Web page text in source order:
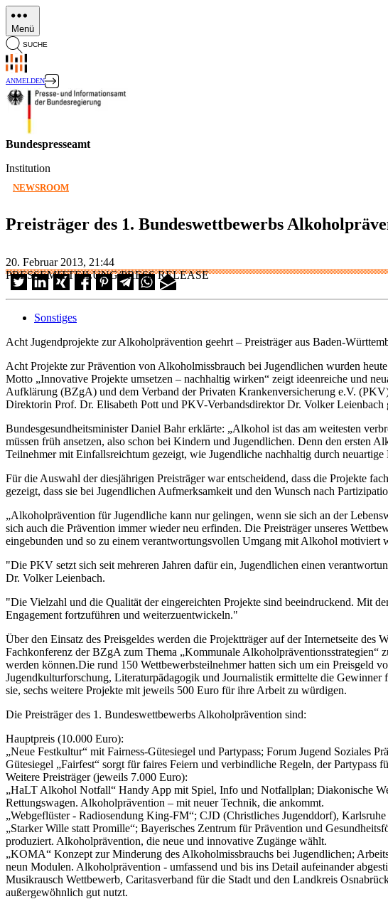
Direkt
zum
Inhalt
Menü
SUCHE
ANMELDEN
Bundespresseamt
Institution
NEWSROOM
Preisträger des 1. Bundeswettbewerbs
20. Februar 2013, 21:44
PRESSEMITTEILUNG/PRESS RELEASE
Sonstiges
Acht Jugendprojekte zur Alkoholprävention geehrt – Preisträger aus Baden-
Acht Projekte zur Prävention von Alkoholmissbrauch bei Jugendlichen wurden
Motto „Innovative Projekte umsetzen – nachhaltig wirken“ zeigt ideenreiche und
Aufklärung (BZgA) und dem Verband der Privaten Krankenversicherung e.V.
Direktorin Prof. Dr. Elisabeth Pott und PKV-Verbandsdirektor Dr. Volker Leienbach
Bundesgesundheitsminister Daniel Bahr erklärte: „Alkohol ist das am weitesten
müssen früh ansetzen, also schon bei Kindern und Jugendlichen. Denn den ersten
Teilnehmer mit Einfallsreichtum gezeigt, wie Jugendliche nachhaltig durch
Für die Auswahl der diesjährigen Preisträger war entscheidend, dass die Projekte
gezeigt, dass sie bei Jugendlichen Aufmerksamkeit und den Wunsch nach
„Alkoholprävention für Jugendliche kann nur gelingen, wenn sie sich an der
sich auch die Prävention immer wieder neu erfinden. Die Preisträger unseres
eingebunden und so zu einem verantwortungsvollen Umgang mit Alkohol motiviert
"Die PKV setzt sich seit mehreren Jahren dafür ein, Jugendlichen einen
Dr. Volker Leienbach.
"Die Vielzahl und die Qualität der eingereichten Projekte sind beeindruckend. Mit
Engagement fortzuführen und weiterzuentwickeln."
Über den Einsatz des Preisgeldes werden die Projektträger auf der Internetseite
Fachkonferenz der BZgA zum Thema „Kommunale Alkoholpräventionsstrategien“
werden können.Die rund 150 Wettbewerbsteilnehmer hatten sich um ein Preisgeld
Jugendkulturforschung, Literaturpädagogik und Journalistik ermittelte die
sie, sechs weitere Projekte mit jeweils 500 Euro für ihre Arbeit zu würdigen.
Die Preisträger des 1. Bundeswettbewerbs Alkoholprävention sind:
Hauptpreis (10.000 Euro):
„Neue Festkultur“ mit Fairness-Gütesiegel und Partypass; Forum Jugend Soziales
Gütesiegel „Fairfest“ sorgt für faires Feiern und verbindliche Regeln, der Partypass
Weitere Preisträger (jeweils 7.000 Euro):
„HaLT Alkohol Notfall“ Handy App mit Spiel, Info und Notfallplan; Diakonische
Rettungswagen. Alkoholprävention – mit neuer Technik, die ankommt.
„Webgeflüster - Radiosendung King-FM“; CJD (Christliches Jugenddorf),
„Starker Wille statt Promille“; Bayerisches Zentrum für Prävention und
produziert. Alkoholprävention, die neue und innovative Zugänge wählt.
„KOMA“ Konzept zur Minderung des Alkoholmissbrauchs bei Jugendlichen;
neun Modulen. Alkoholprävention - umfassend und bis ins Detail aufeinander
Musikrausch Wettbewerb, Caritasverband für die Stadt und den Landkreis
außergewöhnlich gut nutzt.